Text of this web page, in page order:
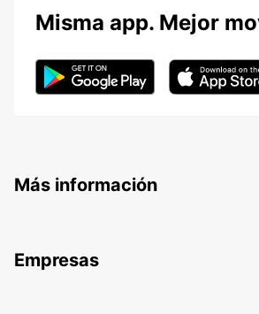
Misma app. Mejor
Más información
Empresas